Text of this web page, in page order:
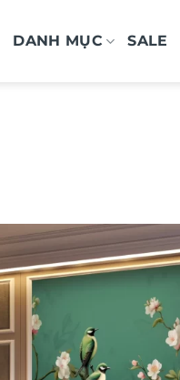
DANH MỤC SALE